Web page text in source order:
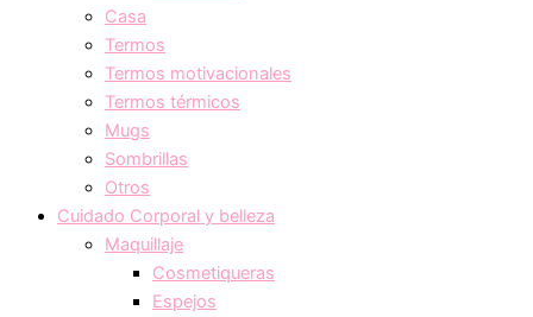
Casa
Termos
Termos motivacionales
Termos térmicos
Mugs
Sombrillas
Otros
Cuidado Corporal y belleza
Maquillaje
Cosmetiqueras
Espejos